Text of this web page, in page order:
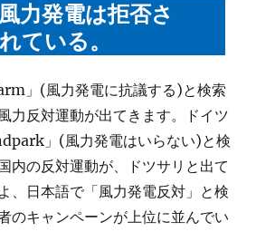
力発電は拒否さ
ている。
」(風力発電に抗議する)と検索
力反対運動が出てきます。ドイツ
」(風力発電はいらない)と検
内の反対運動が、ドツサリと出て
、日本語で「風力発電反対」と検
のキャンペーンが上位に並んでい